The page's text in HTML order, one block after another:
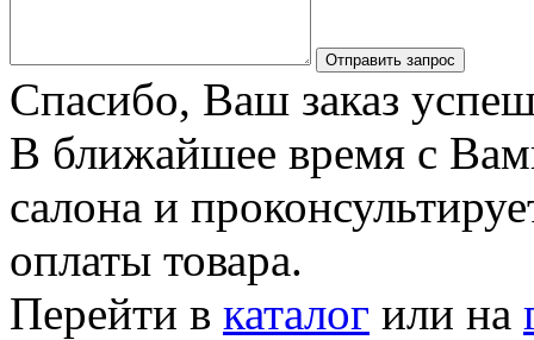
Отправить запрос
Спасибо, Ваш заказ
В ближайшее время с
салона и
оплаты товара.
Перейти в каталог или на